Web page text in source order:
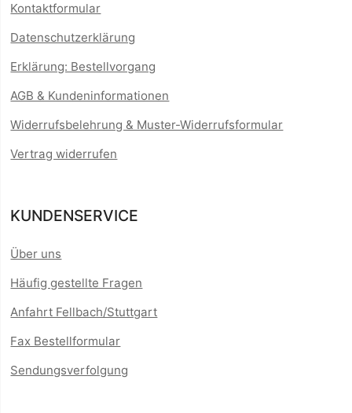
Kontaktformular
Datenschutzerklärung
Erklärung: Bestellvorgang
AGB & Kundeninformationen
Widerrufsbelehrung & Muster-Widerrufsformular
Vertrag widerrufen
KUNDENSERVICE
Über uns
Häufig gestellte Fragen
Anfahrt Fellbach/Stuttgart
Fax Bestellformular
Sendungsverfolgung